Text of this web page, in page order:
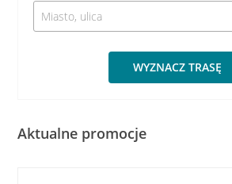
WYZNACZ TRASĘ
Aktualne promocje